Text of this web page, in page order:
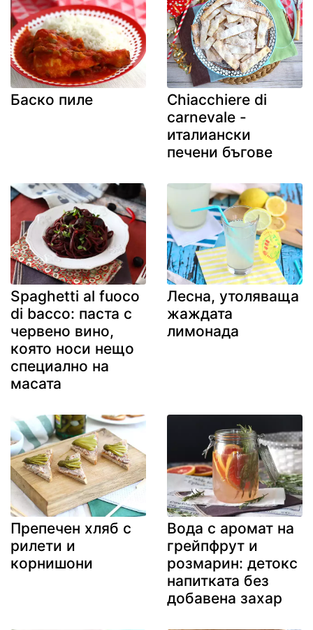
Баско пиле
Chiacchiere di
carnevale -
италиански
печени бъгове
Spaghetti al fuoco
di bacco: паста с
червено вино,
която носи нещо
специално на
масата
Лесна, утоляваща
жаждата
лимонада
Препечен хляб с
рилети и
корнишони
Вода с аромат на
грейпфрут и
розмарин: детокс
напитката без
добавена захар